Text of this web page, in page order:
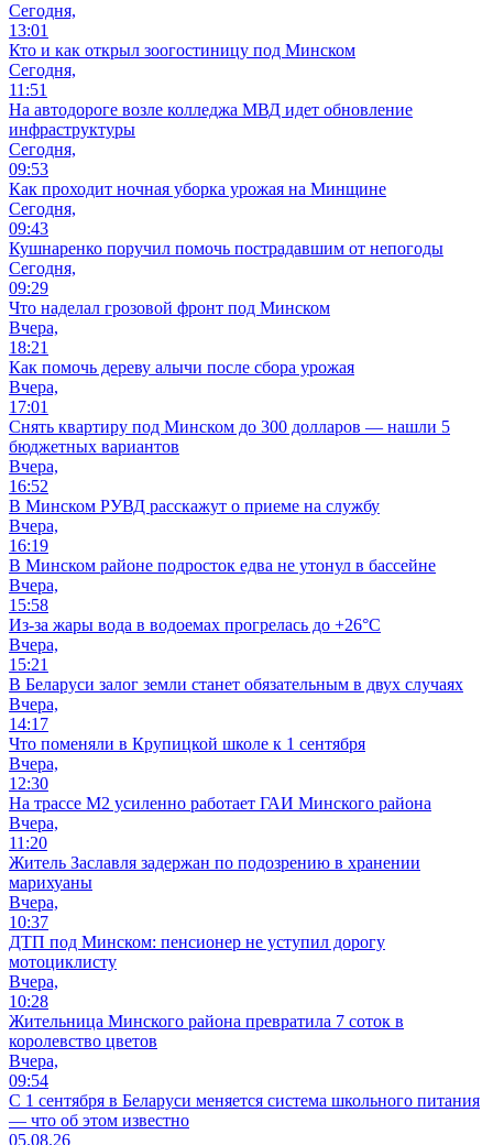
Сегодня,
13:01
Кто и как открыл зоогостиницу под Минском
Сегодня,
11:51
На автодороге возле колледжа МВД идет обновление
инфраструктуры
Сегодня,
09:53
Как проходит ночная уборка урожая на Минщине
Сегодня,
09:43
Кушнаренко поручил помочь пострадавшим от непогоды
Сегодня,
09:29
Что наделал грозовой фронт под Минском
Вчера,
18:21
Как помочь дереву алычи после сбора урожая
Вчера,
17:01
Снять квартиру под Минском до 300 долларов — нашли 5
бюджетных вариантов
Вчера,
16:52
В Минском РУВД расскажут о приеме на службу
Вчера,
16:19
В Минском районе подросток едва не утонул в бассейне
Вчера,
15:58
Из-за жары вода в водоемах прогрелась до +26°C
Вчера,
15:21
В Беларуси залог земли станет обязательным в двух случаях
Вчера,
14:17
Что поменяли в Крупицкой школе к 1 сентября
Вчера,
12:30
На трассе М2 усиленно работает ГАИ Минского района
Вчера,
11:20
Житель Заславля задержан по подозрению в хранении
марихуаны
Вчера,
10:37
ДТП под Минском: пенсионер не уступил дорогу
мотоциклисту
Вчера,
10:28
Жительница Минского района превратила 7 соток в
королевство цветов
Вчера,
09:54
С 1 сентября в Беларуси меняется система школьного питания
— что об этом известно
05.08.26